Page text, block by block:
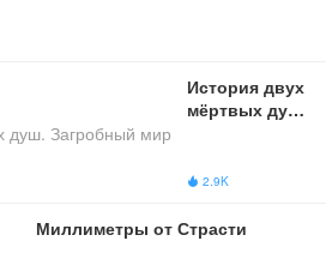
История двух
мёртвых душ.
 2.9K
Миллиметры от Страсти